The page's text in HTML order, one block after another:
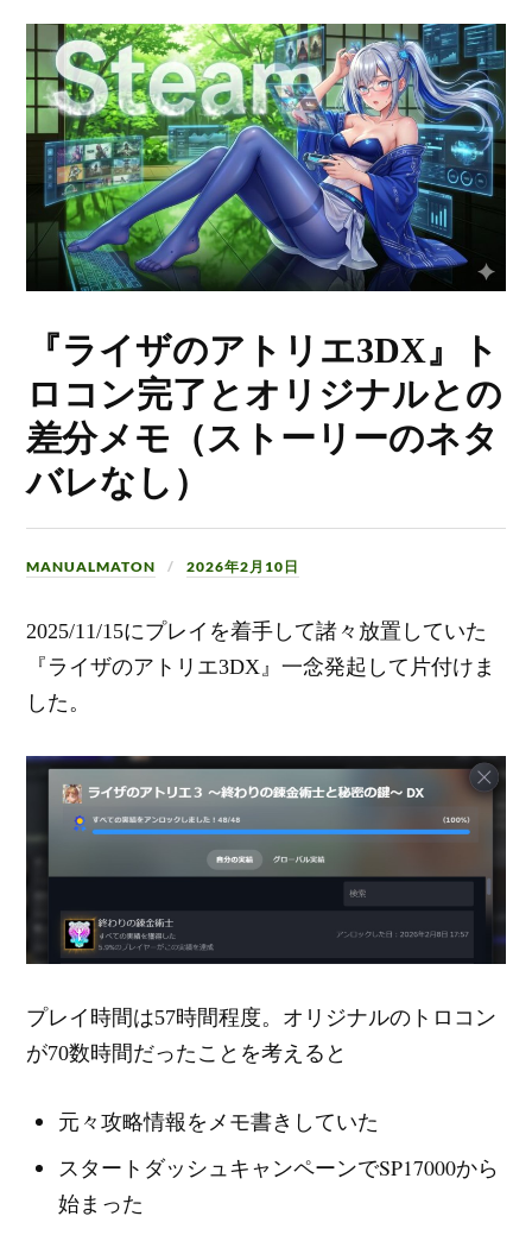
『ライザのアトリエ3DX』ト
ロコン完了とオリジナルとの
差分メモ（ストーリーのネタ
バレなし）
MANUALMATON 2026年2月10日
2025/11/15にプレイを着手して諸々放置していた
『ライザのアトリエ3DX』一念発起して片付けま
した。
プレイ時間は57時間程度。オリジナルのトロコン
が70数時間だったことを考えると
元々攻略情報をメモ書きしていた
スタートダッシュキャンペーンでSP17000から
始まった